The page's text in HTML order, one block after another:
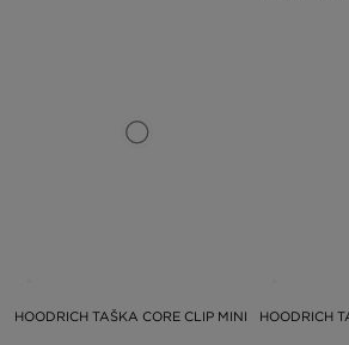
HOODRICH TAŠKA CORE CLIP MINI HOODRICH